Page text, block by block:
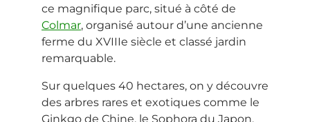
ce magnifique parc, situé à côté de
Colmar, organisé autour d’une ancienne
ferme du XVIIIe siècle et classé jardin
remarquable.
Sur quelques 40 hectares, on y découvre
des arbres rares et exotiques comme le
Ginkgo de Chine, le Sophora du Japon,